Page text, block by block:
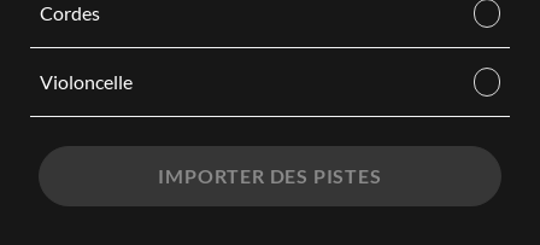
Cordes
Violoncelle
IMPORTER DES PISTES